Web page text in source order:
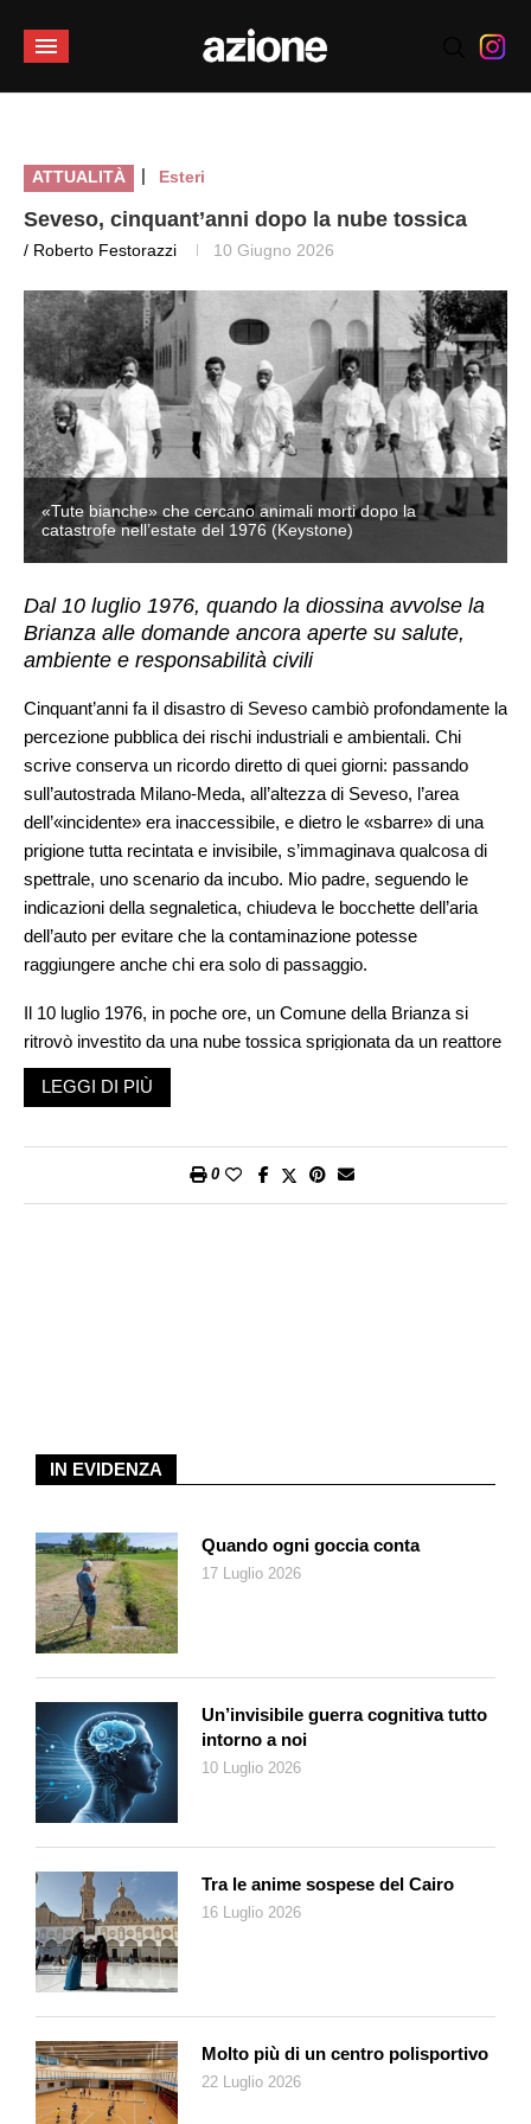
ATTUALITÀ | Esteri
Seveso, cinquant’anni dopo la nube tossica
/ Roberto Festorazzi 10 Giugno 2026
«Tute bianche» che cercano animali morti dopo la
catastrofe nell’estate del 1976 (Keystone)
Dal 10 luglio 1976, quando la diossina avvolse la
Brianza alle domande ancora aperte su salute,
ambiente e responsabilità civili
Cinquant’anni fa il disastro di Seveso cambiò profondamente la
percezione pubblica dei rischi industriali e ambientali. Chi
scrive conserva un ricordo diretto di quei giorni: passando
sull’autostrada Milano-Meda, all’altezza di Seveso, l’area
dell’«incidente» era inaccessibile, e dietro le «sbarre» di una
prigione tutta recintata e invisibile, s’immaginava qualcosa di
spettrale, uno scenario da incubo. Mio padre, seguendo le
indicazioni della segnaletica, chiudeva le bocchette dell’aria
dell’auto per evitare che la contaminazione potesse
raggiungere anche chi era solo di passaggio.
Il 10 luglio 1976, in poche ore, un Comune della Brianza si
ritrovò investito da una nube tossica sprigionata da un reattore
dell’Icmesa di Meda, una società controllata dalla svizzera
Givaudan, dal 1963 parte del gruppo Hoffmann La Roche. La
incertezza e vulnerabilità ambientale.
Seveso, ma ammorbando anche l’aria dei paesi confinanti,
come Cesano Maderno, Barlassina, Bovisio Masciago, Nova
avvisaglie furono un odore acre e infiammazioni agli occhi. La
certezza della dispersione di una quantità di diossina che oggi
sappiamo essere stata di 15-18 chilogrammi, venne
confermata il 14 luglio dalle analisi effettuate da Givaudan, ma
le autorità italiane non furono informate. Il giorno dopo, i sindaci
toccare ortaggi, vegetazione, terreno e animali domestici.
Ritardi e malattie
La notizia dell’incidente apparve sui giornali soltanto a una
in tre zone: A (la più contaminata), B (contaminazione
intermedia) e R (zona di Rispetto). Tra il 26 luglio e il 2 agosto,
vennero evacuati 676 cittadini da Seveso e 60 da Meda. Gli
intossicati furono centinaia: 240 persone, per la maggior parte
bambini, vennero colpiti da cloracne, una dermatosi provocata
dall’esposizione al cloro e ai suoi derivati. I vegetali investiti
dalla nube si disseccarono e morirono a causa dell’alto potere
diserbante della diossina. Ne derivò un ambiente desertificato,
quasi lunare. Oggi di tutte quelle piante scheletrite sopravvive
LEGGI DI PIÙ
0
IN EVIDENZA
Quando ogni goccia conta
17 Luglio 2026
Un’invisibile guerra cognitiva tutto
intorno a noi
10 Luglio 2026
Tra le anime sospese del Cairo
16 Luglio 2026
Molto più di un centro polisportivo
22 Luglio 2026